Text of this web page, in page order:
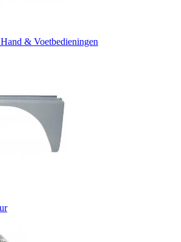
& Voetbedieningen